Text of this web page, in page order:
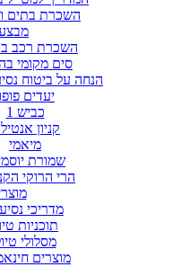
השכרת בתים
השכרת רכב
סים מקומי
הנחה על ביטוח
יעדים
כביש 1
קניון
מיאמי
שמורת
הרי הרוקי
מדריכי
תוכניות
מסלולי
מוצרים